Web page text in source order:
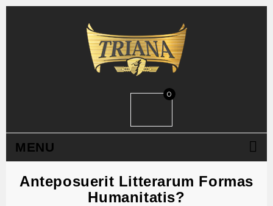
0
MENU
Anteposuerit Litterarum Formas
Humanitatis?